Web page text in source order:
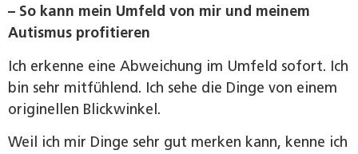
– So kann mein Umfeld von mir und meinem
Autismus profitieren
Ich erkenne eine Abweichung im Umfeld sofort. Ich
bin sehr mitfühlend. Ich sehe die Dinge von einem
originellen Blickwinkel.
Weil ich mir Dinge sehr gut merken kann, kenne ich